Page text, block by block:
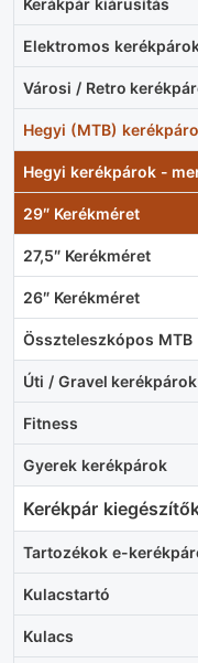
Elektromos
Városi / Retro
Hegyi (MTB)
Hegyi kerékpárok -
29″ Kerékméret
27,5″ Kerékméret
26″ Kerékméret
Összteleszkópos MTB
Úti / Gravel kerékpárok
Fitness
Gyerek kerékpárok
Kerékpár
Tartozékok e-
Kulacstartó
Kulacs